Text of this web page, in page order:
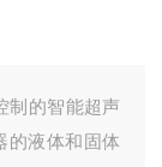
制的智能超声
的液体和固体